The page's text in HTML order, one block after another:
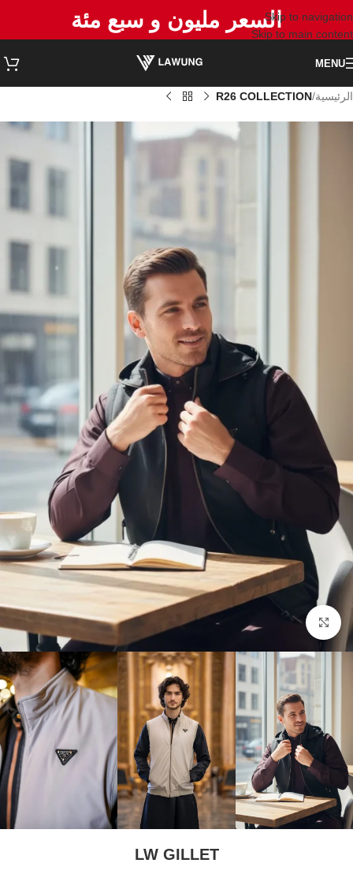
Skip to navigation
Skip to main content
السعر مليون و سبع مئة
MENU
الرئيسية R26 COLLECTION
Click to enlarge
LW GILLET